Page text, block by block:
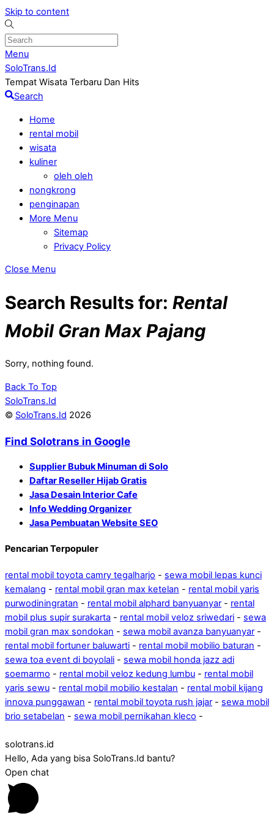
Skip to content
Menu
SoloTrans.Id
Tempat Wisata Terbaru Dan Hits
Search
Home
rental mobil
wisata
kuliner
oleh oleh
nongkrong
penginapan
More Menu
Sitemap
Privacy Policy
Close Menu
Search Results for: Rental
Mobil Gran Max Pajang
Sorry, nothing found.
Back To Top
SoloTrans.Id
© SoloTrans.Id 2026
Find Solotrans in Google
Supplier Bubuk Minuman di Solo
Daftar Reseller Hijab Gratis
Jasa Desain Interior Cafe
Info Wedding Organizer
Jasa Pembuatan Website SEO
Pencarian Terpopuler
rental mobil toyota camry tegalharjo - sewa mobil lepas kunci
kemalang - rental mobil gran max ketelan - rental mobil yaris
purwodiningratan - rental mobil alphard banyuanyar - rental
mobil plus supir surakarta - rental mobil veloz sriwedari - sewa
mobil gran max sondokan - sewa mobil avanza banyuanyar -
rental mobil fortuner baluwarti - rental mobil mobilio baturan -
sewa toa event di boyolali - sewa mobil honda jazz adi
soemarmo - rental mobil veloz kedung lumbu - rental mobil
yaris sewu - rental mobil mobilio kestalan - rental mobil kijang
innova punggawan - rental mobil toyota rush jajar - sewa mobil
brio setabelan - sewa mobil pernikahan kleco -
solotrans.id
Hello, Ada yang bisa SoloTrans.Id bantu?
Open chat